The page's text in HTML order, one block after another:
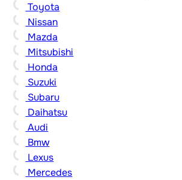
Toyota
Nissan
Mazda
Mitsubishi
Honda
Suzuki
Subaru
Daihatsu
Audi
Bmw
Lexus
Mercedes